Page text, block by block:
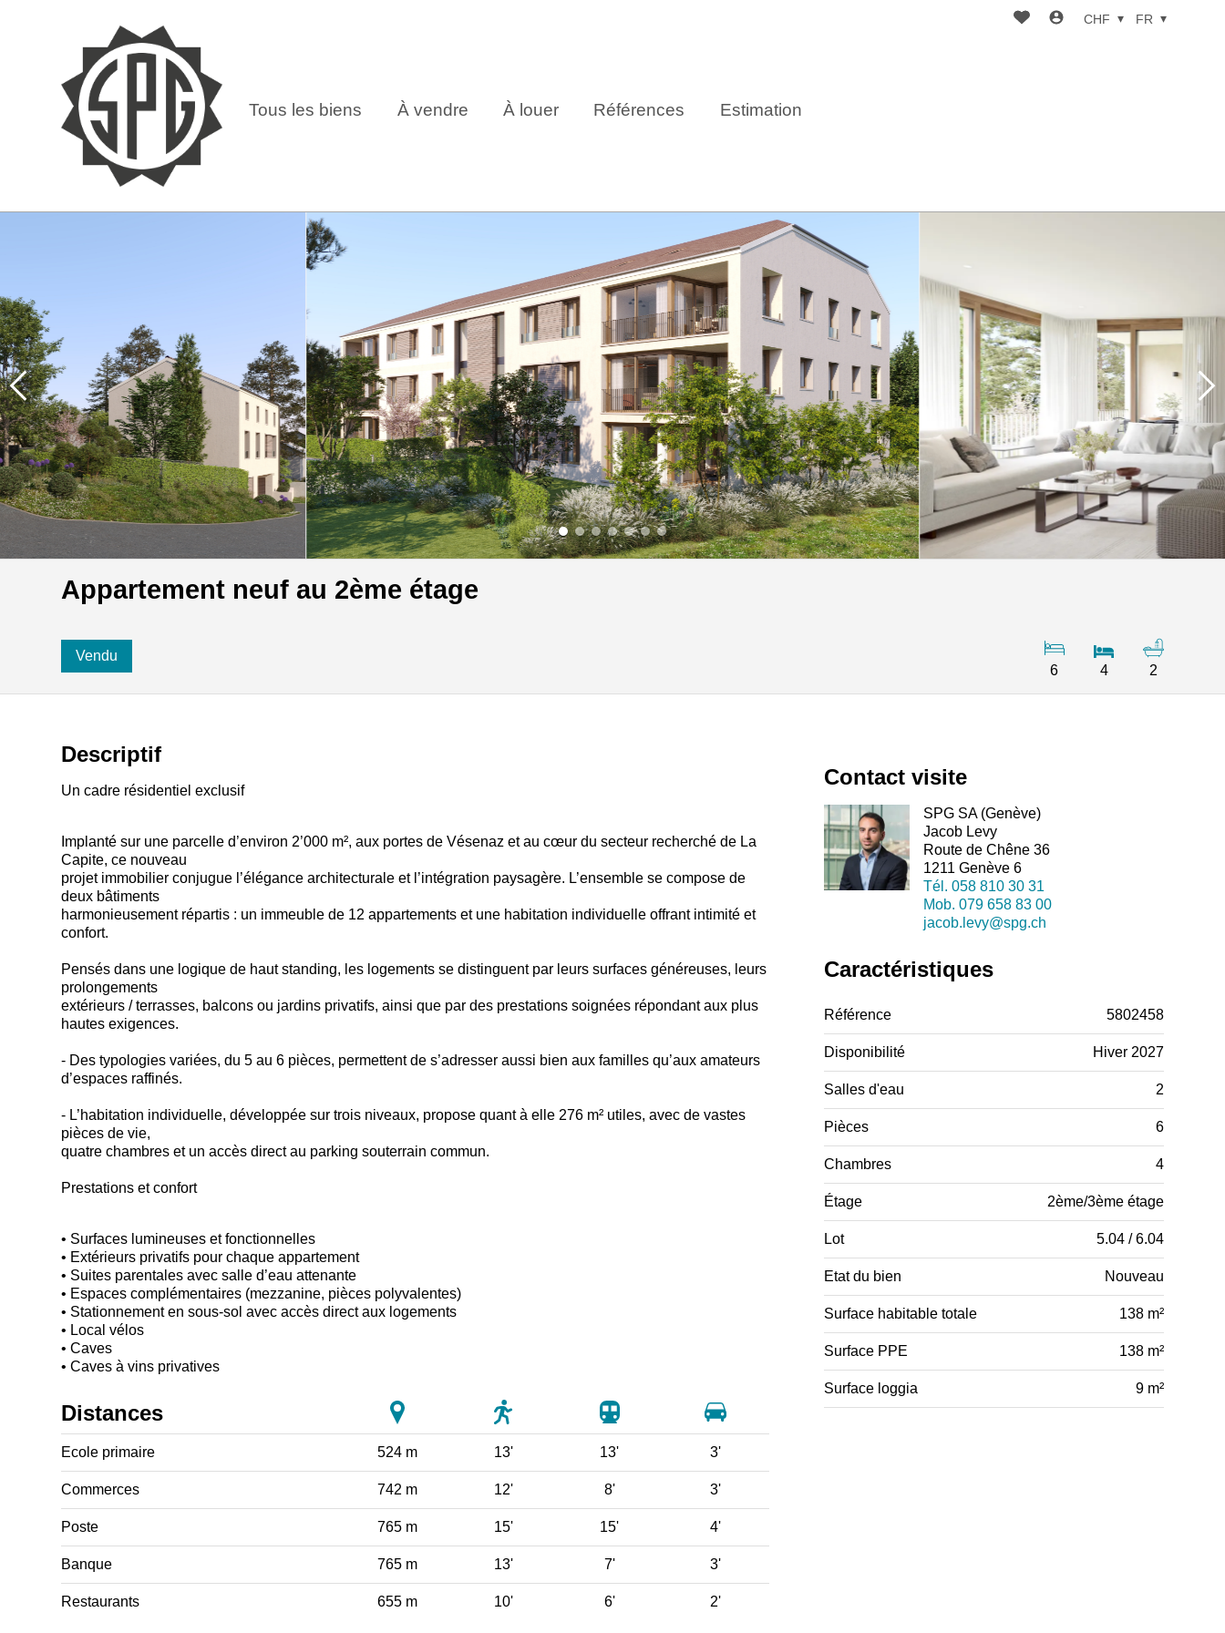
Tous les biens À vendre À louer Références Estimation
CHF FR
Appartement neuf au 2ème étage
Vendu
6
4 2
Descriptif
Un cadre résidentiel exclusif
Implanté sur une parcelle d’environ 2’000 m², aux portes de Vésenaz et au cœur du secteur recherché de La
Capite, ce nouveau
projet immobilier conjugue l’élégance architecturale et l’intégration paysagère. L’ensemble se compose de
deux bâtiments
harmonieusement répartis : un immeuble de 12 appartements et une habitation individuelle offrant intimité et
confort.
Pensés dans une logique de haut standing, les logements se distinguent par leurs surfaces généreuses, leurs
prolongements
extérieurs / terrasses, balcons ou jardins privatifs, ainsi que par des prestations soignées répondant aux plus
hautes exigences.
- Des typologies variées, du 5 au 6 pièces, permettent de s’adresser aussi bien aux familles qu’aux amateurs
d’espaces raffinés.
- L’habitation individuelle, développée sur trois niveaux, propose quant à elle 276 m² utiles, avec de vastes
pièces de vie,
quatre chambres et un accès direct au parking souterrain commun.
Prestations et confort
• Surfaces lumineuses et fonctionnelles
• Extérieurs privatifs pour chaque appartement
• Suites parentales avec salle d’eau attenante
• Espaces complémentaires (mezzanine, pièces polyvalentes)
• Stationnement en sous-sol avec accès direct aux logements
• Local vélos
• Caves
• Caves à vins privatives
Distances
Ecole primaire 524 m 13' 13' 3'
Commerces 742 m 12' 8' 3'
Poste 765 m 15' 15' 4'
Banque 765 m 13' 7' 3'
Restaurants 655 m 10' 6' 2'
Contact visite
SPG SA (Genève)
Jacob Levy
Route de Chêne 36
1211 Genève 6
Tél. 058 810 30 31
Mob. 079 658 83 00
jacob.levy@spg.ch
Caractéristiques
Référence 5802458
Disponibilité Hiver 2027
Salles d'eau 2
Pièces 6
Chambres 4
Étage 2ème/3ème étage
Lot 5.04 / 6.04
Etat du bien Nouveau
Surface habitable totale 138 m²
Surface PPE 138 m²
Surface loggia 9 m²